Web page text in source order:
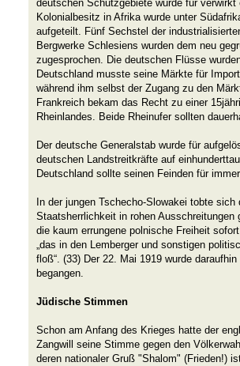
deutschen Schutzgebiete wurde für
Kolonialbesitz in Afrika wurde unter
aufgeteilt. Fünf Sechstel der
Bergwerke Schlesiens wurden dem neu
zugesprochen. Die deutschen Flüsse
Deutschland musste seine Märkte für
während ihm selbst der Zugang zu den
Frankreich bekam das Recht zu einer
Rheinlandes. Beide Rheinufer sollten
Der deutsche Generalstab wurde für
deutschen Landstreitkräfte auf
Deutschland sollte seinen Feinden für
In der jungen Tschecho-Slowakei tobte sich
Staatsherrlichkeit in rohen Ausschreitungen
die kaum errungene polnische Freiheit
„das in den Lemberger und sonstigen
floß“. (33) Der 22. Mai 1919 wurde
begangen.
Jüdische Stimmen
Schon am Anfang des Krieges hatte der
Zangwill seine Stimme gegen den
deren nationaler Gruß "Shalom" (Frieden!)